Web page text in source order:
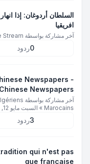
السلطان أردوغان: إذا
افريقيا
آخر مشاركة بواسطة Stream
0ردود
Newspapers -
Newspapers
آخر مشاركة بواسطة
Marocains
» السبت مايو 12, 2018 1:57 pm
3ردود
qui n'est pas
que française